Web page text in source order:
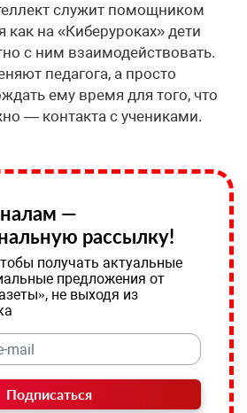
служит помощником
как на «Киберуроках» дети
с ним взаимодействовать.
педагога, а просто
ему время для того, что
— контакта с учениками.
—
рассылку!
получать актуальные
предложения от
не выходя из
Подписаться